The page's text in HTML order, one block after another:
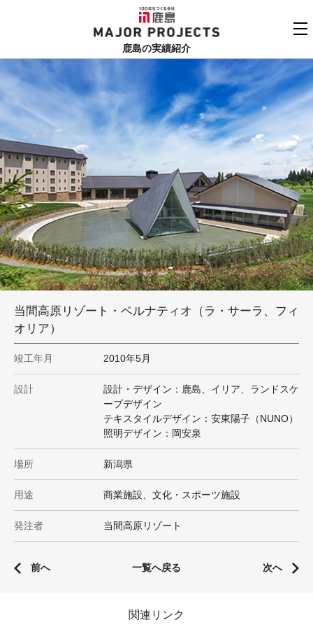
鹿島
MAJOR PROJECTS
鹿島の実績紹介
実績紹介TOP
更新順でみる
用途でさがす
竣工年でさがす
地域でさがす
あいうえお順
関連リンク
よくあるご質問
鹿島建設株式会社
個人情報保護方針
お問い合わせ
当間高原リゾート・ベルナティオ（ラ・サーラ、フィ
オリア）
竣工年月 2010年5月
設計
設計・デザイン：鹿島、イリア、ランドスケ
ープデザイン
テキスタイルデザイン：安東陽子（NUNO）
照明デザイン：岡安泉
場所 新潟県
用途 商業施設、文化・スポーツ施設
発注者 当間高原リゾート
前へ 一覧へ戻る 次へ
関連リンク